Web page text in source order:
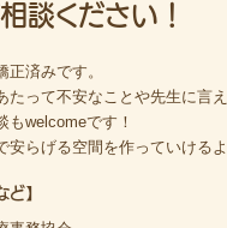
談ください！
正済みです。
たって不安なことや先生に言
もwelcomeです！
安らげる空間を作っていける
ど】